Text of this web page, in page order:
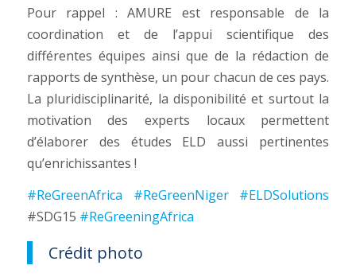
Pour rappel : AMURE est responsable de la
coordination et de l’appui scientifique des
différentes équipes ainsi que de la rédaction de
rapports de synthèse, un pour chacun de ces pays.
La pluridisciplinarité, la disponibilité et surtout la
motivation des experts locaux permettent
d’élaborer des études ELD aussi pertinentes
qu’enrichissantes !
#ReGreenAfrica
#ReGreenNiger
#ELDSolutions
#SDG15 #ReGreeningAfrica
Crédit photo